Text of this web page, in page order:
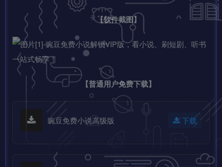
【软件截图】
【普通用户免费下载】
豌豆免费小说高级版 下载